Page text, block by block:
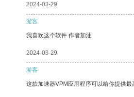
2024-03-29
游客
我喜欢这个软件 作者加油
2024-03-29
游客
这款加速器VPM应用程序可以给你提供